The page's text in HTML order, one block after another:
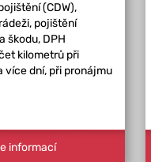
(CDW),
pojištění
škodu, DPH
kilometrů při
více dní, při pronájmu
informací